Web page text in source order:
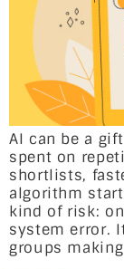
AI can be a
spent on
shortlists,
algorithm
kind of risk:
system error.
groups